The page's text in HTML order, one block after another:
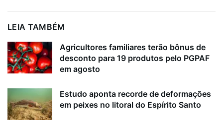
LEIA TAMBÉM
Agricultores familiares terão bônus de
desconto para 19 produtos pelo PGPAF
em agosto
Estudo aponta recorde de deformações
em peixes no litoral do Espírito Santo